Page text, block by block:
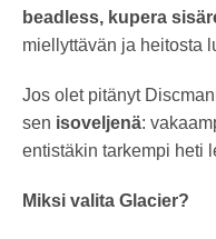
beadless, kupera
miellyttävän ja heitosta
Jos olet pitänyt
sen isoveljenä:
entistäkin tarkempi heti
Miksi valita Glacier?